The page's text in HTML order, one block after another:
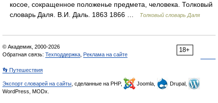
косое, сокращенное положенье предмета, человека. Толковый
словарь Даля. В.И. Даль. 1863 1866 …
Толковый словарь Даля
18+
© Академик, 2000-2026
Обратная связь: Техподдержка Реклама на сайте
👣 Путешествия
Экспорт словарей на сайты , сделанные на PHP, Joomla,
Drupal,
WordPress, MODx.